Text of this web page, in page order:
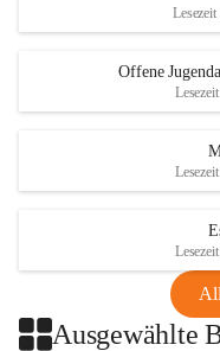
Offene
Ausgewählte